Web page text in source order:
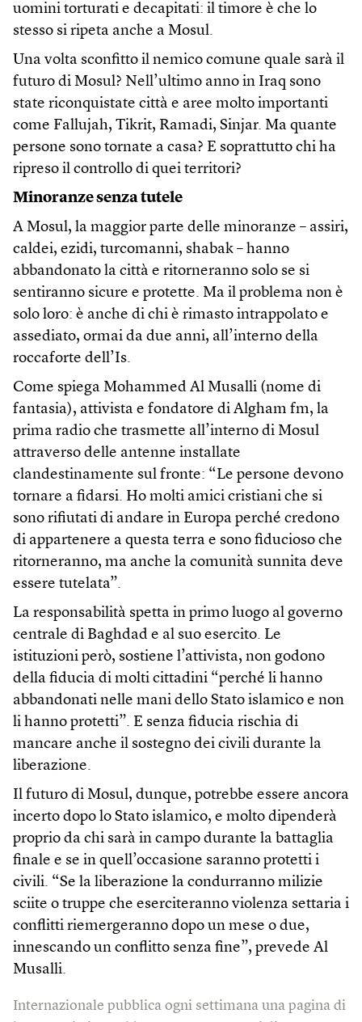
uomini torturati e decapitati: il timore è che lo
stesso si ripeta anche a Mosul.
Una volta sconfitto il nemico comune quale sarà il
futuro di Mosul? Nell’ultimo anno in Iraq sono
state riconquistate città e aree molto importanti
come Fallujah, Tikrit, Ramadi, Sinjar. Ma quante
persone sono tornate a casa? E soprattutto chi ha
ripreso il controllo di quei territori?
Minoranze senza tutele
A Mosul, la maggior parte delle minoranze – assiri,
caldei, ezidi, turcomanni, shabak – hanno
abbandonato la città e ritorneranno solo se si
sentiranno sicure e protette. Ma il problema non è
solo loro: è anche di chi è rimasto intrappolato e
assediato, ormai da due anni, all’interno della
roccaforte dell’Is.
Come spiega Mohammed Al Musalli (nome di
fantasia), attivista e fondatore di Algham fm, la
prima radio che trasmette all’interno di Mosul
attraverso delle antenne installate
clandestinamente sul fronte: “Le persone devono
tornare a fidarsi. Ho molti amici cristiani che si
sono rifiutati di andare in Europa perché credono
di appartenere a questa terra e sono fiducioso che
ritorneranno, ma anche la comunità sunnita deve
essere tutelata”.
La responsabilità spetta in primo luogo al governo
centrale di Baghdad e al suo esercito. Le
istituzioni però, sostiene l’attivista, non godono
della fiducia di molti cittadini “perché li hanno
abbandonati nelle mani dello Stato islamico e non
li hanno protetti”. E senza fiducia rischia di
mancare anche il sostegno dei civili durante la
liberazione.
Il futuro di Mosul, dunque, potrebbe essere ancora
incerto dopo lo Stato islamico, e molto dipenderà
proprio da chi sarà in campo durante la battaglia
finale e se in quell’occasione saranno protetti i
civili. “Se la liberazione la condurranno milizie
sciite o truppe che eserciteranno violenza settaria i
conflitti riemergeranno dopo un mese o due,
innescando un conflitto senza fine”, prevede Al
Musalli.
Internazionale pubblica ogni settimana una pagina di